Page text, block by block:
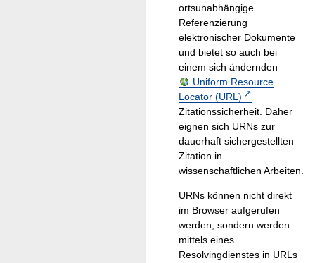
ortsunabhängige
Referenzierung
elektronischer Dokumente
und bietet so auch bei
einem sich ändernden
Uniform Resource
Locator (URL)
Zitationssicherheit. Daher
eignen sich URNs zur
dauerhaft sichergestellten
Zitation in
wissenschaftlichen Arbeiten.
URNs können nicht direkt
im Browser aufgerufen
werden, sondern werden
mittels eines
Resolvingdienstes in URLs